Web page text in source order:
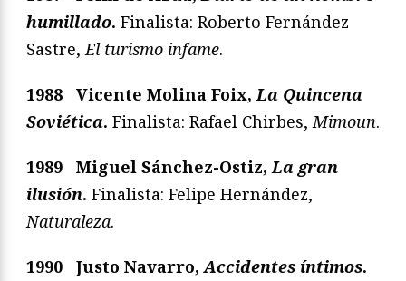
humillado. Finalista: Roberto Fernández
Sastre, El turismo infame.
1988 Vicente Molina Foix, La Quincena
Soviética. Finalista: Rafael Chirbes, Mimoun.
1989 Miguel Sánchez-Ostiz, La gran
ilusión. Finalista: Felipe Hernández,
Naturaleza.
1990 Justo Navarro,Accidentes íntimos.